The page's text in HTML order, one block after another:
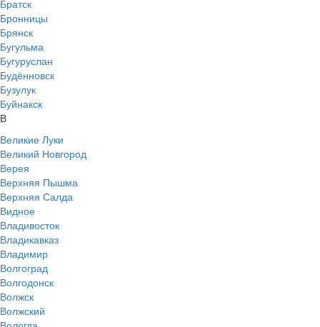
Братск
Бронницы
Брянск
Бугульма
Бугуруслан
Будённовск
Бузулук
Буйнакск
В
Великие Луки
Великий Новгород
Верея
Верхняя Пышма
Верхняя Салда
Видное
Владивосток
Владикавказ
Владимир
Волгоград
Волгодонск
Волжск
Волжский